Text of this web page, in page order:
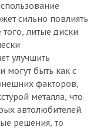
сильно повлиять
литые диски
улучшить
могут быть как с
факторов,
металла, что
автолюбителей.
решения, то